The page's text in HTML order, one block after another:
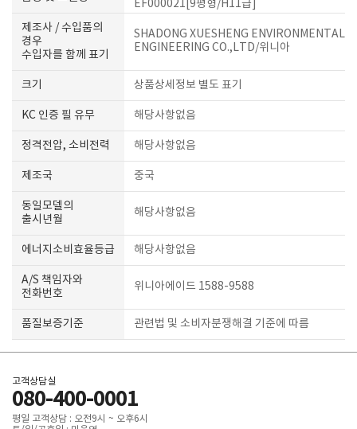
EF000021[9평형/H11급]
제조사 / 수입품의
경우
수입자를 함께 표기
SHADONG XUESHENG ENVIRONMENTAL
ENGINEERING CO.,LTD/위니아
크기 상품상세정보 별도 표기
KC 인증 필 유무 해당사항없음
정격전압, 소비전력 해당사항없음
제조국 중국
동일모델의
출시년월
해당사항없음
에너지소비효율등급 해당사항없음
A/S 책임자와
전화번호
위니아에이드 1588-9588
품질보증기준 관련법 및 소비자분쟁해결 기준에 따름
고객상담실
080-400-0001
평일 고객상담 : 오전9시 ~ 오후6시